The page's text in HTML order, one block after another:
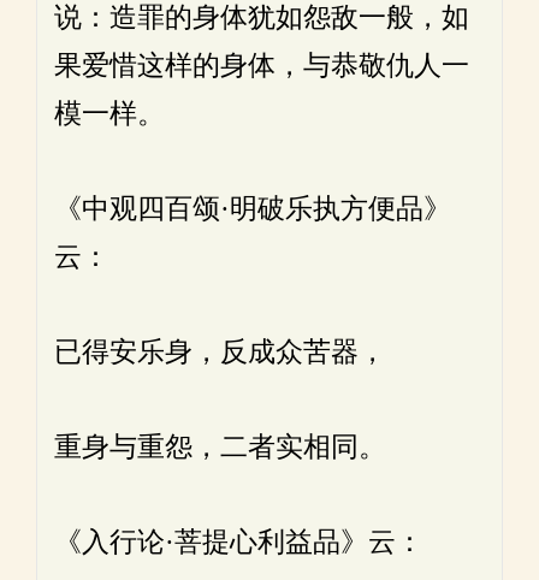
说：造罪的身体犹如怨敌一般，如
果爱惜这样的身体，与恭敬仇人一
模一样。
《中观四百颂·明破乐执方便品》
云：
已得安乐身，反成众苦器，
重身与重怨，二者实相同。
《入行论·菩提心利益品》云：